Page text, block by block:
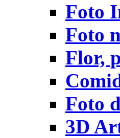
Foto
Foto
Flor,
Foto
3D